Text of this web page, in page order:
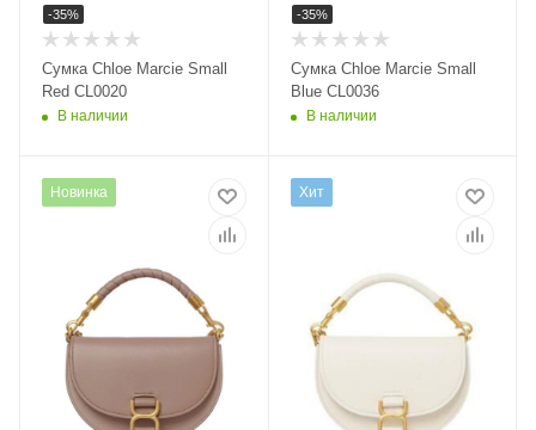
Сумка Chloe Marcie Small
Red CL0020
В наличии
-35%
Сумка Chloe Marcie Small
Blue CL0036
В наличии
-35%
Новинка Хит